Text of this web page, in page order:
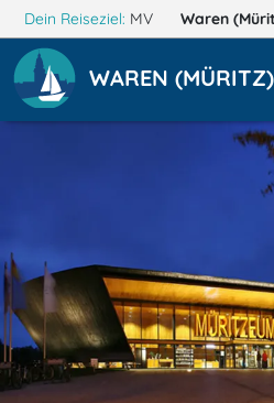
Dein Reiseziel: MV Waren
WAREN (MÜRITZ)